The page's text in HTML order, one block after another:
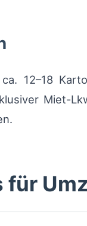
12–18
Miet-
für